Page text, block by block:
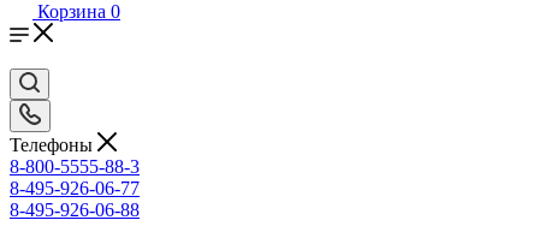
Корзина 0
Телефоны
8-800-5555-88-3
8-495-926-06-77
8-495-926-06-88